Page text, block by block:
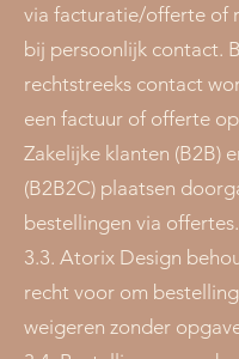
via facturatie/offerte of
bij persoonlijk contact.
rechtstreeks contact
een factuur of offerte
Zakelijke klanten (B2B)
(B2B2C) plaatsen
bestellingen via offertes.
3.3. Atorix Design
recht voor om
weigeren zonder